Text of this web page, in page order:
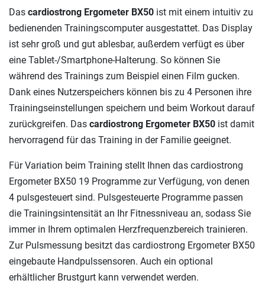
Das cardiostrong Ergometer BX50 ist mit einem intuitiv zu
bedienenden Trainingscomputer ausgestattet. Das Display
ist sehr groß und gut ablesbar, außerdem verfügt es über
eine Tablet-/Smartphone-Halterung. So können Sie
während des Trainings zum Beispiel einen Film gucken.
Dank eines Nutzerspeichers können bis zu 4 Personen ihre
Trainingseinstellungen speichern und beim Workout darauf
zurückgreifen. Das cardiostrong Ergometer BX50 ist damit
hervorragend für das Training in der Familie geeignet.
Für Variation beim Training stellt Ihnen das cardiostrong
Ergometer BX50 19 Programme zur Verfügung, von denen
4 pulsgesteuert sind. Pulsgesteuerte Programme passen
die Trainingsintensität an Ihr Fitnessniveau an, sodass Sie
immer in Ihrem optimalen Herzfrequenzbereich trainieren.
Zur Pulsmessung besitzt das cardiostrong Ergometer BX50
eingebaute Handpulssensoren. Auch ein optional
erhältlicher Brustgurt kann verwendet werden.